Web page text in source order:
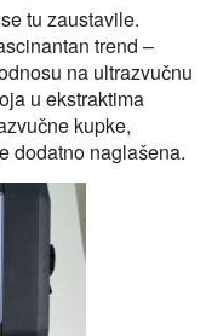
tu zaustavile.
trend –
na ultrazvučnu
u ekstraktima
kupke,
dodatno naglašena.